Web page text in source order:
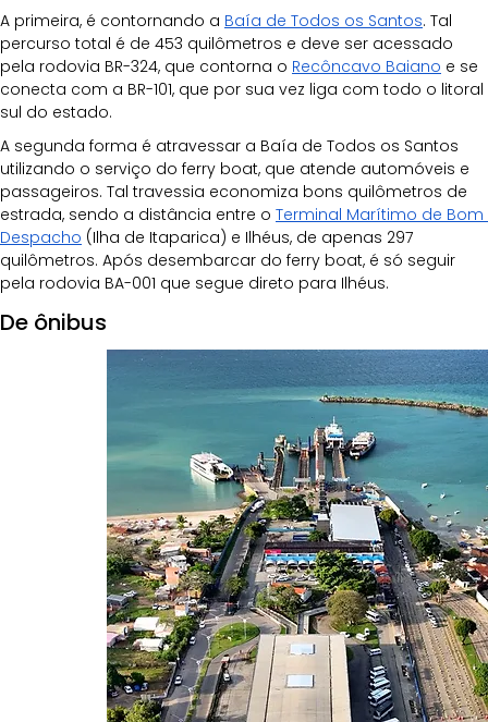
A primeira, é contornando a Baía de Todos os Santos. Tal
percurso total é de 453 quilômetros e deve ser acessado
pela rodovia BR-324, que contorna o Recôncavo Baiano e se
conecta com a BR-101, que por sua vez liga com todo o litoral
sul do estado.
A segunda forma é atravessar a Baía de Todos os Santos
utilizando o serviço do ferry boat, que atende automóveis e
passageiros. Tal travessia economiza bons quilômetros de
estrada, sendo a distância entre o Terminal Marítimo de Bom
Despacho (Ilha de Itaparica) e Ilhéus, de apenas 297
quilômetros. Após desembarcar do ferry boat, é só seguir
pela rodovia BA-001 que segue direto para Ilhéus.
De ônibus